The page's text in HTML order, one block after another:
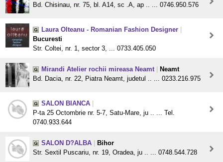
Bd. Chisinau, nr. 75, bl. A14, sc .A, ap .. ... 0746.950.576
Laura Olteanu - Romanian Fashion Designer
Bucuresti
Str. Coltei, nr. 1, sector 3, ... 0733.405.050
Mirandi Atelier rochii mireasa Neamt
Neamt
Bd. Dacia, nr. 22, Piatra Neamt, judetul .. ... 0233.216.975
SALON BIANCA
P-ta 25 Octombrie nr. 5-7, Satu-Mare, ju .. ... Tel.
0740.933.644
SALON D?ALBA
Bihor
Str. Sextil Puscariu, nr. 19, Oradea, ju .. ... 0748.544.728